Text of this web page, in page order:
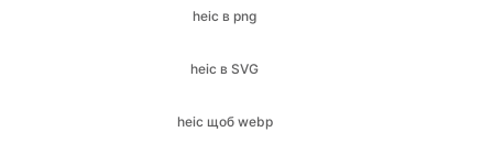
heic щоб webp
jfif щоб gif